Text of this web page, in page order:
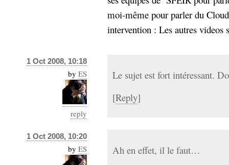
moi-même pour parler du
intervention : Les autres videos
1 Oct 2008, 10:18
by ES
reply
Le sujet est fort intéressant.
[Reply]
1 Oct 2008, 10:20
by ES
Ah en effet, il le faut…